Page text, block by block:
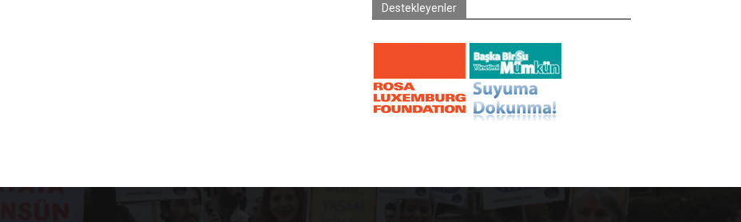
Destekleyenler